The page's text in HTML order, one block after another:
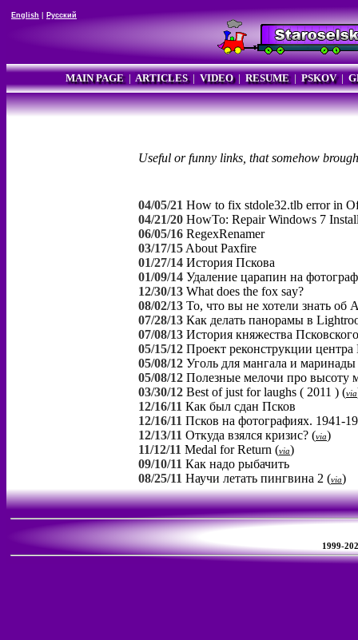
English Русский
MAIN PAGE| ARTICLES| VIDEO| RESUME| PSKOV|
Useful or funny links, that somehow
04/05/21 How to fix stdole32.tlb error in
04/21/20 HowTo: Repair Windows 7
06/05/16 RegexRenamer
03/17/15 About Paxfire
01/27/14 История Пскова
01/09/14 Удаление царапин на
12/30/13 What does the fox say?
08/02/13 То, что вы не хотели знать об
07/28/13 Как делать панорамы в
07/08/13 История княжества Псковского
05/15/12 Проект реконструкции центра
05/08/12 Уголь для мангала и
05/08/12 Полезные мелочи про высоту
03/30/12 Best of just for laughs ( 2011 ) (via
12/16/11 Как был сдан Псков
12/16/11 Псков на фотографиях. 1941-
12/13/11 Откуда взялся кризис? (via)
11/12/11 Medal for Return (via)
09/10/11 Как надо рыбачить
08/25/11 Научи летать пингвина 2 (via)
1999-